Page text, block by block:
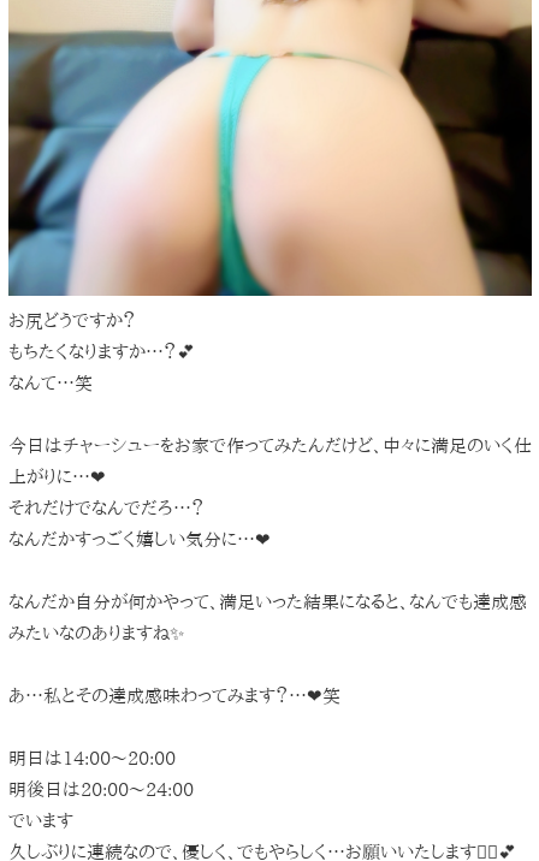
お尻どうですか？
もちたくなりますか…？💕
なんて…笑
今日はチャーシューをお家で作ってみたんだけど、中々に満足のいく仕
上がりに…❤︎
それだけでなんでだろ…？
なんだかすっごく嬉しい気分に…❤︎
なんだか自分が何かやって、満足いった結果になると、なんでも達成感
みたいなのありますね✨
あ…私とその達成感味わってみます？…❤︎笑
明日は14:00〜20:00
明後日は20:00〜24:00
でいます
久しぶりに連続なので、優しく、でもやらしく…お願いいたします🙇‍♀️💕